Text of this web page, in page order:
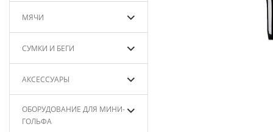
МЯЧИ
СУМКИ И БЕГИ
АКСЕССУАРЫ
ОБОРУДОВАНИЕ ДЛЯ МИНИ-
ГОЛЬФА